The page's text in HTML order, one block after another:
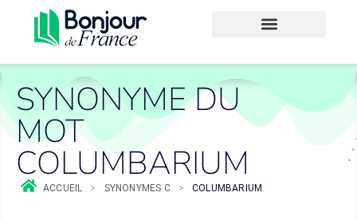
SYNONYME DU
MOT
COLUMBARIUM
ACCUEIL > SYNONYMES C > COLUMBARIUM